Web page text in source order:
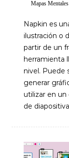
Mapas Mentales
Napkin es
ilustración o
partir de un
herramienta
nivel. Puede
generar
utilizar en
de